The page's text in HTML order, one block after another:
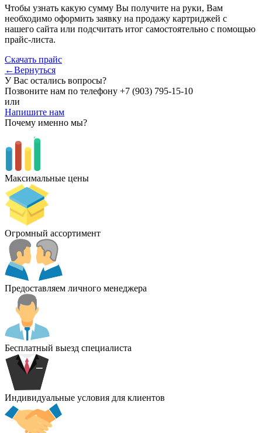
Чтобы узнать какую сумму Вы получите на руки, Вам
необходимо оформить заявку на продажу картриджей с
нашего сайта или подсчитать итог самостоятельно с помощью
прайс-листа.
Скачать прайс
←Вернуться
У Вас остались вопросы?
Позвоните нам по телефону +7 (903) 795-15-10
или
Напишите нам
Почему именно мы?
Максимальные цены
Огромный ассортимент
Предоставляем личного менеджера
Бесплатный выезд специалиста
Индивидуальные условия для клиентов